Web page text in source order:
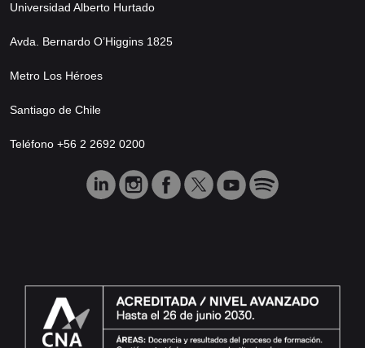
Universidad Alberto Hurtado
Avda. Bernardo O’Higgins 1825
Metro Los Héroes
Santiago de Chile
Teléfono +56 2 2692 0200